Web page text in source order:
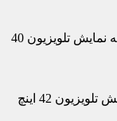
قیمت و خرید اینترنتی انواع محافظ صفحه نمایش تلویزیون 40
42 اینچ